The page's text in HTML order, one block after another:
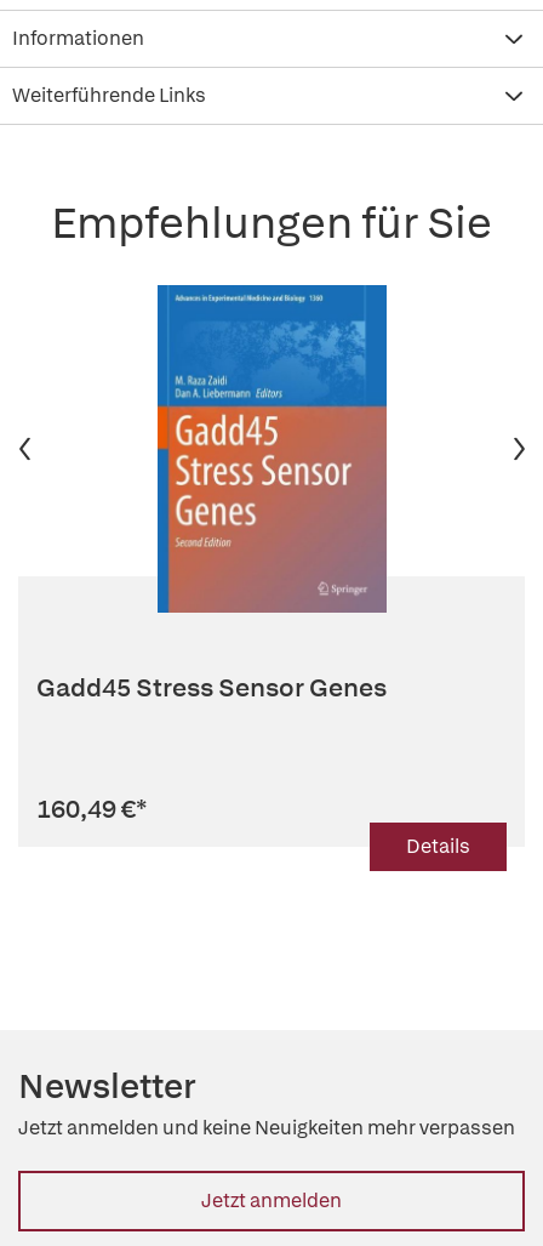
Informationen
Weiterführende Links
Empfehlungen für Sie
Gadd45 Stress Sensor Genes
160,49 €*
Details
Newsletter
Jetzt anmelden und keine Neuigkeiten mehr verpassen
Jetzt anmelden